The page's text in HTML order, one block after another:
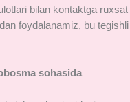
bilan kontaktga ruxsat
foydalanamiz, bu tegishli
sohasida